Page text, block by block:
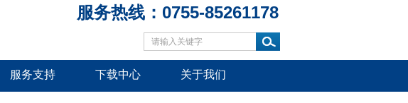
服务热线：0755-85261178
服务支持 下载中心 关于我们